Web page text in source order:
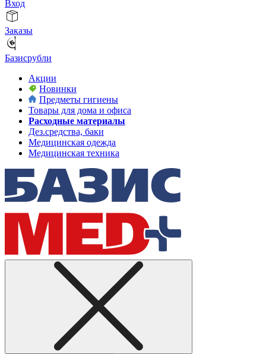
Вход
Заказы
Базисрубли
Акции
Новинки
Предметы гигиены
Товары для дома и офиса
Расходные материалы
Дез.средства, баки
Медицинская одежда
Медицинская техника